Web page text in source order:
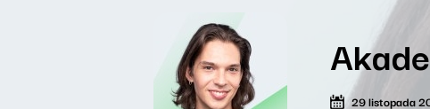
29 listopada